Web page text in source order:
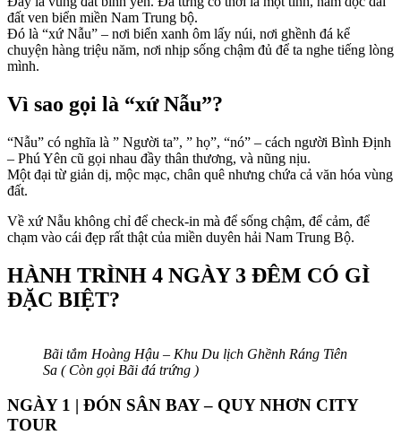
đất ven biển miền Nam Trung bộ.
Đó là “xứ Nẫu” – nơi biển xanh ôm lấy núi, nơi ghềnh đá kể
chuyện hàng triệu năm, nơi nhịp sống chậm đủ để ta nghe tiếng lòng
mình.
Vì sao gọi là “xứ Nẫu”?
“Nẫu” có nghĩa là ” Người ta”, ” họ”, “nó” – cách người Bình Định
– Phú Yên cũ gọi nhau đầy thân thương, và nũng nịu.
Một đại từ giản dị, mộc mạc, chân quê nhưng chứa cả văn hóa vùng
đất.
Về xứ Nẫu không chỉ để check-in mà để sống chậm, để cảm, để
chạm vào cái đẹp rất thật của miền duyên hải Nam Trung Bộ.
HÀNH TRÌNH 4 NGÀY 3 ĐÊM CÓ GÌ
ĐẶC BIỆT?
Bãi tắm Hoàng Hậu – Khu Du lịch Ghềnh Ráng Tiên
Sa ( Còn gọi Bãi đá trứng )
NGÀY 1 | ĐÓN SÂN BAY – QUY NHƠN CITY
TOUR